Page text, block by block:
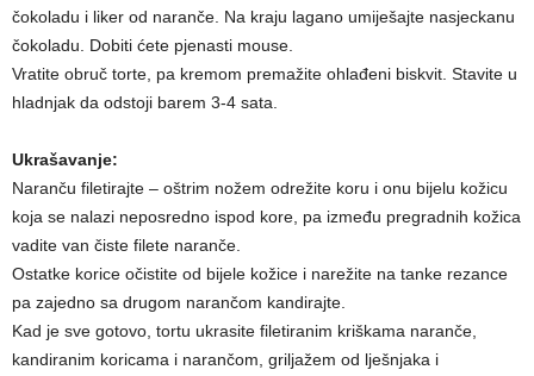
čokoladu i liker od naranče. Na kraju lagano umiješajte nasjeckanu
čokoladu. Dobiti ćete pjenasti mouse.
Vratite obruč torte, pa kremom premažite ohlađeni biskvit. Stavite u
hladnjak da odstoji barem 3-4 sata.
Ukrašavanje:
Naranču filetirajte – oštrim nožem odrežite koru i onu bijelu kožicu
koja se nalazi neposredno ispod kore, pa između pregradnih kožica
vadite van čiste filete naranče.
Ostatke korice očistite od bijele kožice i narežite na tanke rezance
pa zajedno sa drugom narančom kandirajte.
Kad je sve gotovo, tortu ukrasite filetiranim kriškama naranče,
kandiranim koricama i narančom, griljažem od lješnjaka i